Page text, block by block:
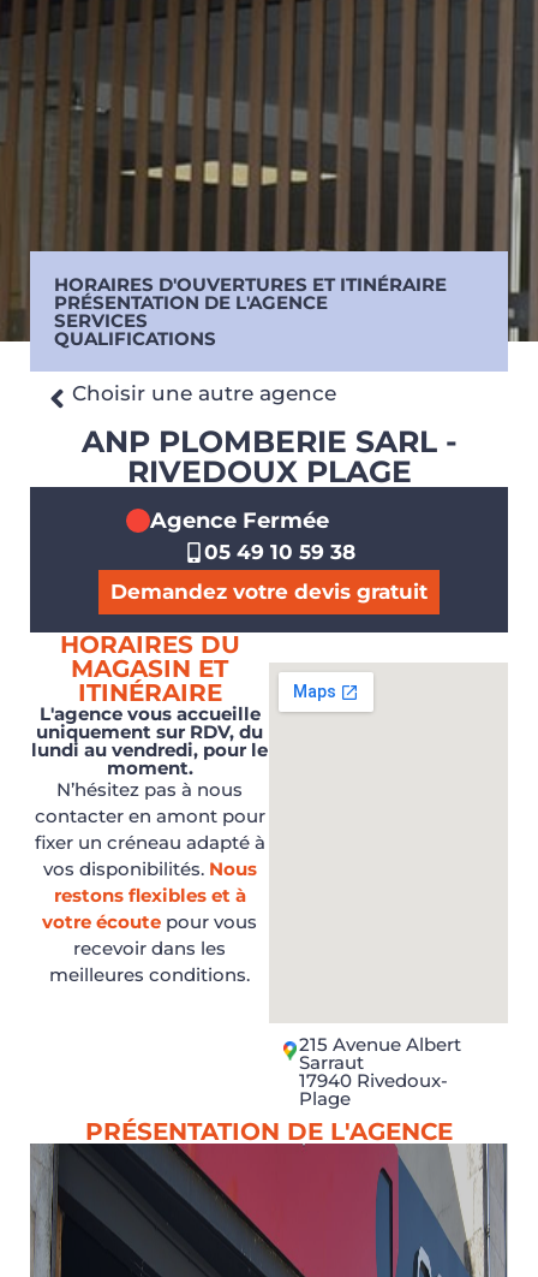
HORAIRES D'OUVERTURES ET ITINÉRAIRE
PRÉSENTATION DE L'AGENCE
SERVICES
QUALIFICATIONS
Choisir une autre agence
ANP PLOMBERIE SARL -
RIVEDOUX PLAGE
Agence Fermée
05 49 10 59 38
Demandez votre devis gratuit
HORAIRES DU
MAGASIN ET
ITINÉRAIRE
L'agence vous accueille
uniquement sur RDV, du
lundi au vendredi, pour le
moment.
N’hésitez pas à nous
contacter en amont pour
fixer un créneau adapté à
vos disponibilités.Nous
restons flexibles et à
votre écoute pour vous
recevoir dans les
meilleures conditions.
215 Avenue Albert
Sarraut
17940 Rivedoux-
Plage
PRÉSENTATION DE L'AGENCE